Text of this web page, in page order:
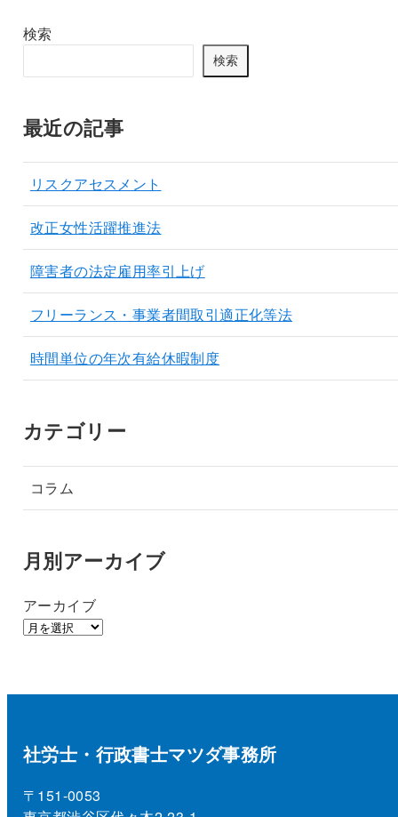
検索
検索
最近の記事
リスクアセスメント
改正女性活躍推進法
障害者の法定雇用率引上げ
フリーランス・事業者間取引適正化等法
時間単位の年次有給休暇制度
カテゴリー
コラム
月別アーカイブ
アーカイブ
社労士・行政書士マツダ事務所
〒151-0053